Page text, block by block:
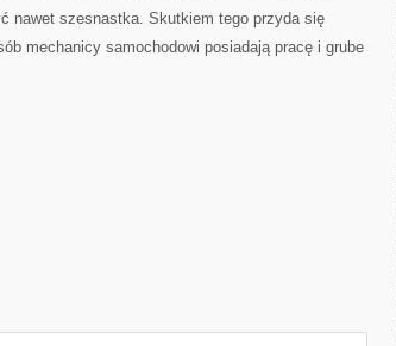
nawet szesnastka. Skutkiem tego przyda się
mechanicy samochodowi posiadają pracę i grube